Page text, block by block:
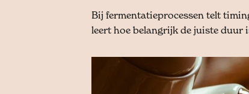
Bij fermentatieprocessen telt
leert hoe belangrijk de juiste duur